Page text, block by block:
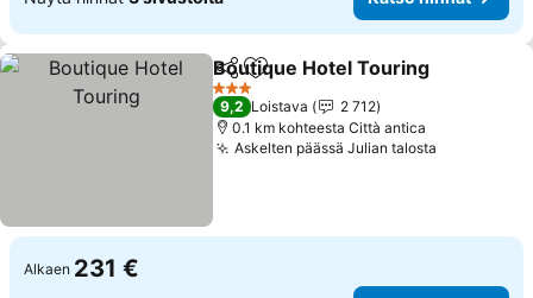
Jaa Lisää suosikkeihin
Boutique Hotel Touring
3 Tähtiluokitus
9,2 Loistava
2 712
0.1 km kohteesta Città antica
Askelten päässä Julian talosta
Alkaen 231 €